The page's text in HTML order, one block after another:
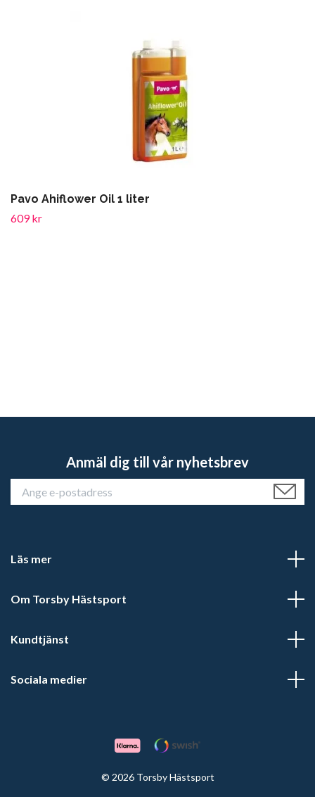
Pavo Ahiflower Oil 1 liter
609 kr
Anmäl dig till vår nyhetsbrev
Läs mer
Om Torsby Hästsport
Kundtjänst
Sociala medier
© 2026 Torsby Hästsport